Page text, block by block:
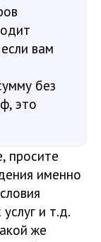
вам
без
это
просите
именно
и т.д.
же